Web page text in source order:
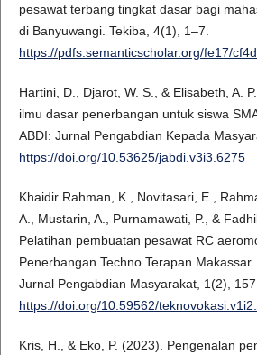
pesawat terbang tingkat dasar bagi
di Banyuwangi. Tekiba, 4(1), 1–7.
https://pdfs.semanticscholar.org/fe17/
Hartini, D., Djarot, W. S., & Elisabeth, A.
ilmu dasar penerbangan untuk siswa
ABDI: Jurnal Pengabdian Kepada
https://doi.org/10.53625/jabdi.v3i3.6275
Khaidir Rahman, K., Novitasari, E.,
A., Mustarin, A., Purnamawati, P., &
Pelatihan pembuatan pesawat RC
Penerbangan Techno Terapan
Jurnal Pengabdian Masyarakat, 1(2),
https://doi.org/10.59562/
Kris, H., & Eko, P. (2023). Pengenalan